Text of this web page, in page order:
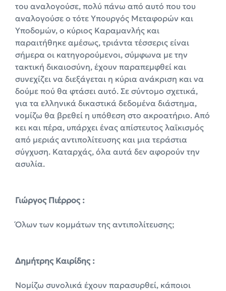
του αναλογούσε, πολύ πάνω από αυτό που του
αναλογούσε ο τότε Υπουργός Μεταφορών και
Υποδομών, ο κύριος Καραμανλής και
παραιτήθηκε αμέσως, τριάντα τέσσερις είναι
σήμερα οι κατηγορούμενοι, σύμφωνα με την
τακτική δικαιοσύνη, έχουν παραπεμφθεί και
συνεχίζει να διεξάγεται η κύρια ανάκριση και να
δούμε πού θα φτάσει αυτό. Σε σύντομο σχετικά,
για τα ελληνικά δικαστικά δεδομένα διάστημα,
νομίζω θα βρεθεί η υπόθεση στο ακροατήριο. Από
κει και πέρα, υπάρχει ένας απίστευτος λαϊκισμός
από μεριάς αντιπολίτευσης και μια τεράστια
σύγχυση. Καταρχάς, όλα αυτά δεν αφορούν την
ασυλία.
Γιώργος Πιέρρος :
Όλων των κομμάτων της αντιπολίτευσης;
Δημήτρης Καιρίδης :
Νομίζω συνολικά έχουν παρασυρθεί, κάποιοι